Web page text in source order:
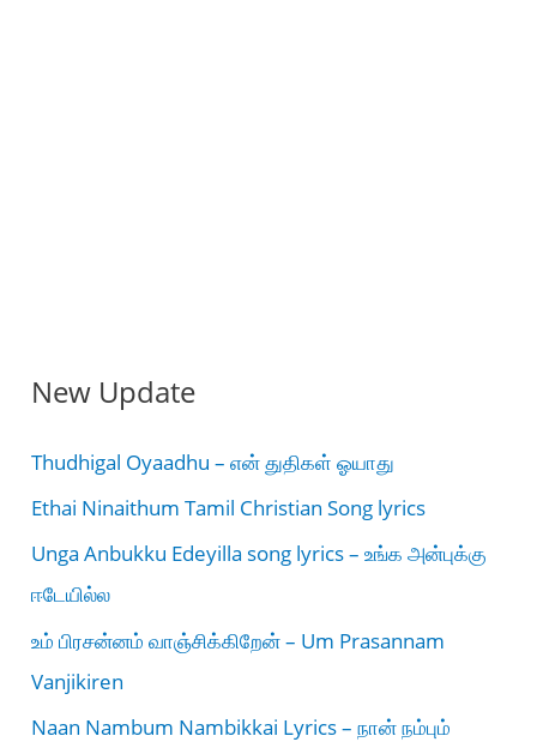
New Update
Thudhigal Oyaadhu – என் துதிகள் ஓயாது
Ethai Ninaithum Tamil Christian Song lyrics
Unga Anbukku Edeyilla song lyrics – உங்க அன்புக்கு
ஈடேயில்ல
உம் பிரசன்னம் வாஞ்சிக்கிறேன் – Um Prasannam
Vanjikiren
Naan Nambum Nambikkai Lyrics – நான் நம்பும்